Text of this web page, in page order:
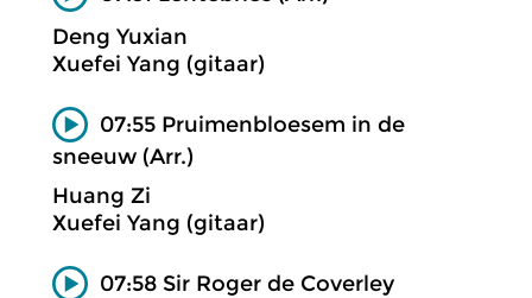
Deng Yuxian
Xuefei Yang (gitaar)
07:55 Pruimenbloesem in de
sneeuw (Arr.)
Huang Zi
Xuefei Yang (gitaar)
07:58 Sir Roger de Coverley